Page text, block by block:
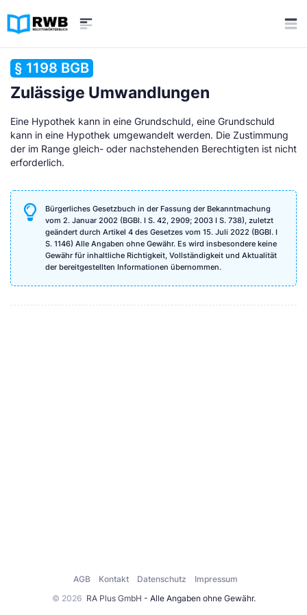
§ 1198 BGB
Zulässige Umwandlungen
Eine Hypothek kann in eine Grundschuld, eine Grundschuld
kann in eine Hypothek umgewandelt werden. Die Zustimmung
der im Range gleich- oder nachstehenden Berechtigten ist nicht
erforderlich.
Bürgerliches Gesetzbuch in der Fassung der Bekanntmachung
vom 2. Januar 2002 (BGBl. I S. 42, 2909; 2003 I S. 738), zuletzt
geändert durch Artikel 4 des Gesetzes vom 15. Juli 2022 (BGBl. I
S. 1146) Alle Angaben ohne Gewähr. Es wird insbesondere keine
Gewähr für inhaltliche Richtigkeit, Vollständigkeit und Aktualität
der bereitgestellten Informationen übernommen.
© 2026 RA Plus GmbH - Alle Angaben ohne Gewähr.
AGB Kontakt Datenschutz Impressum